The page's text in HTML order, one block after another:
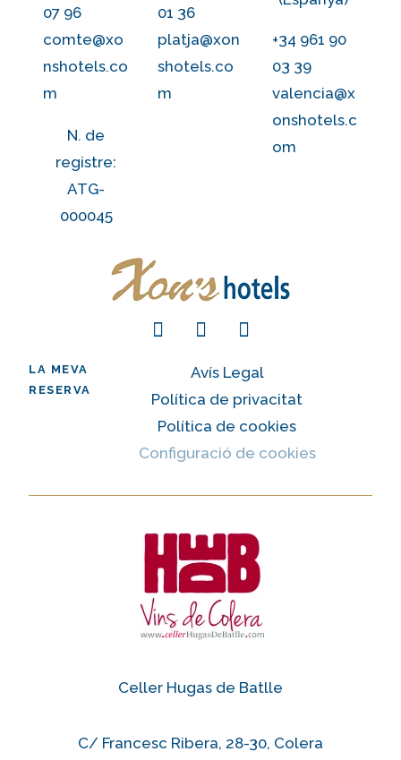
07 96
comte@xo
nshotels.co
m
N. de
registre:
ATG-
000045
01 36
platja@xon
shotels.co
m
+34 961 90
03 39
valencia@x
onshotels.c
om
LA MEVA
RESERVA
Avís Legal
Política de privacitat
Política de cookies
Configuració de cookies
Celler Hugas de Batlle
C/ Francesc Ribera, 28-30, Colera